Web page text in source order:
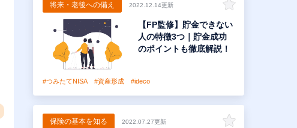
将来・老後への備え 2022.12.14更新
【FP監修】貯金できない
人の特徴3つ｜貯金成功
のポイントも徹底解説！
#つみたてNISA #資産形成 #ideco
保険の基本を知る 2022.07.27更新